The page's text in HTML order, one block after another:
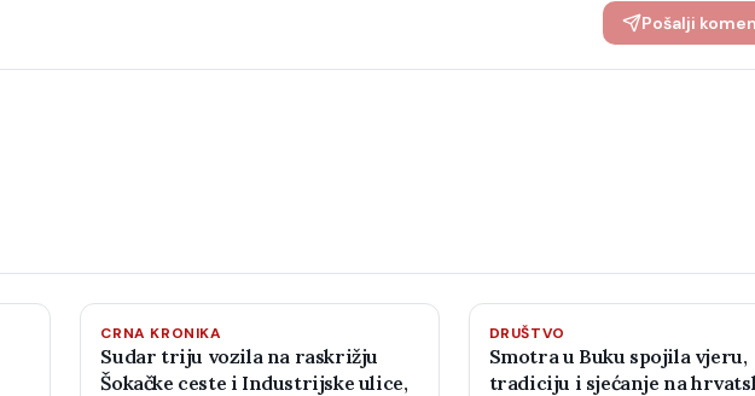
Pošalji
CRNA KRONIKA
Sudar triju vozila na raskrižju
Šokačke ceste i Industrijske ulice,
DRUŠTVO
Smotra u Buku spojila vjeru,
tradiciju i sjećanje na